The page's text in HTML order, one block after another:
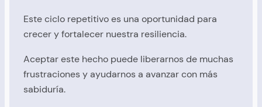
Este ciclo repetitivo es una oportunidad para
crecer y fortalecer nuestra resiliencia.
Aceptar este hecho puede liberarnos de muchas
frustraciones y ayudarnos a avanzar con más
sabiduría.